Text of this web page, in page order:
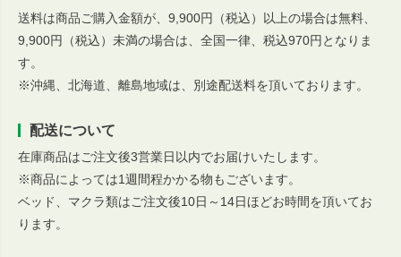
送料は商品ご購入金額が、9,900円（税込）以上の場合は無料、
9,900円（税込）未満の場合は、全国一律、税込970円となりま
す。
※沖縄、北海道、離島地域は、別途配送料を頂いております。
配送について
在庫商品はご注文後3営業日以内でお届けいたします。
※商品によっては1週間程かかる物もございます。
ベッド、マクラ類はご注文後10日～14日ほどお時間を頂いてお
ります。